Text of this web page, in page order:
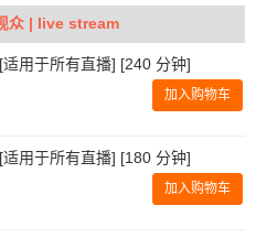
众 | live stream
用于所有直播] [240 分钟]
加入购物车
用于所有直播] [180 分钟]
加入购物车